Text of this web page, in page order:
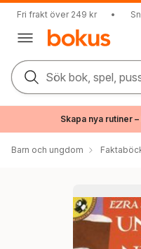
Fri frakt över 249 kr •
Sök bok, spel,
Skapa nya rutiner
Barn och ungdom